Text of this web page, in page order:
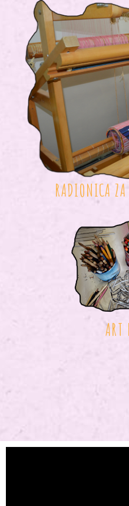
RADIONICA